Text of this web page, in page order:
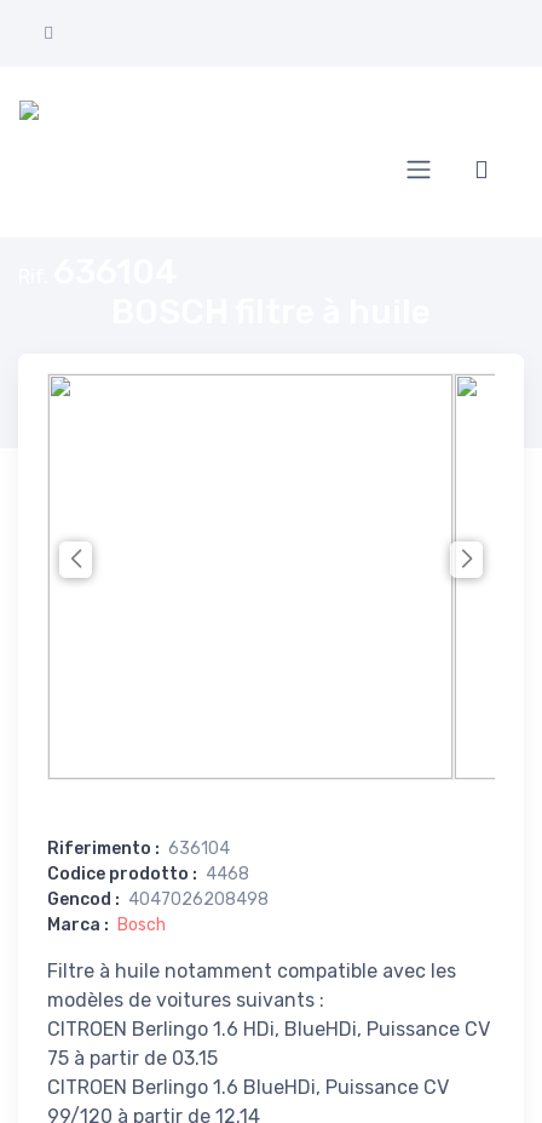
Riferimento : 636104
Codice prodotto : 4468
Gencod : 4047026208498
Marca : Bosch
Filtre à huile notamment compatible avec les
modèles de voitures suivants :
CITROEN Berlingo 1.6 HDi, BlueHDi, Puissance CV
75 à partir de 03.15
CITROEN Berlingo 1.6 BlueHDi, Puissance CV
99/120 à partir de 12.14